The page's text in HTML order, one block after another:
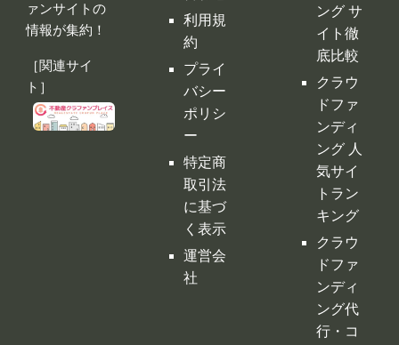
クラファンプ
レイスには
全てのクラフ
ァンサイトの
情報が集約！
［関連サイ
ーム
お問い
合わせ
利用規
約
プライ
バシー
ポリシ
ー
特定商
取引法
に基づ
クラウ
ドファ
ンディ
ング サ
イト徹
底比較
クラウ
ドファ
ンディ
ング 人
気サイ
トラン
キング
クラウ
ドファ